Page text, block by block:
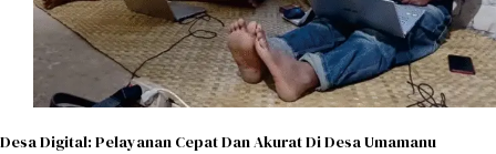
Desa Digital: Pelayanan Cepat Dan Akurat Di Desa Umamanu